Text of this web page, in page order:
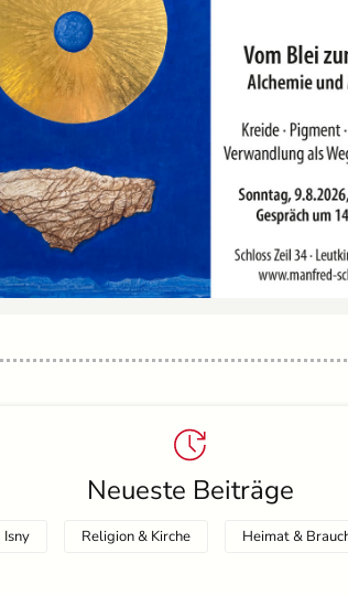
Neueste Beiträge
Isny Religion & Kirche Heimat &